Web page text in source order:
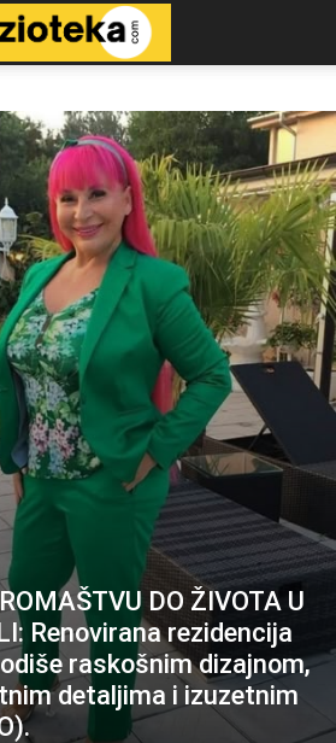
DO ŽIVOTA U
Renovirana rezidencija
raskošnim dizajnom,
detaljima i izuzetnim